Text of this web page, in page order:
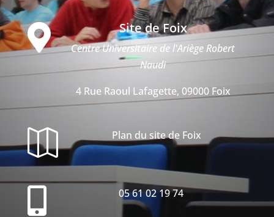
 Site de Foix
Centre Universitaire de l'Ariège Robert
Naudi
4 Rue Raoul Lafagette, 09000 Foix
 Plan du site de Foix
 05 61 02 19 74